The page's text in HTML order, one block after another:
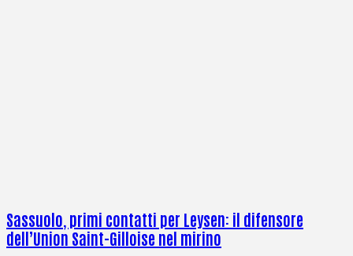
Sassuolo, primi contatti per Leysen: il difensore
dell’Union Saint-Gilloise nel mirino